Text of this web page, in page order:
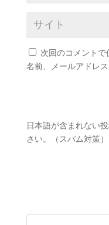
次回のコメント
名前、メールアドレ
日本語が含まれない
さい。（スパム対策）